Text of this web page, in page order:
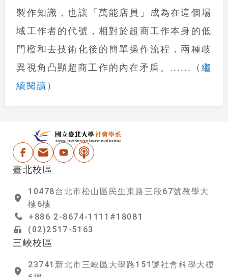
製作知識，也讓「萬能店員」成為在這個場
域工作者的代號，相對於超商工作本身的低
門檻和去技術化後的簡單操作流程，兩種歧
異視角凸顯超商工作的內在矛盾。 ...... （ 繼
續閱讀 ）
Facebook
電子信箱YoutubePodcast
臺北校區
10478台北市松山區民生東路三段67號教學大
樓6樓
+886 2-8674-1111#18081
(02)2517-5163
三峽校區
23741新北市三峽區大學路151號社會科學大樓